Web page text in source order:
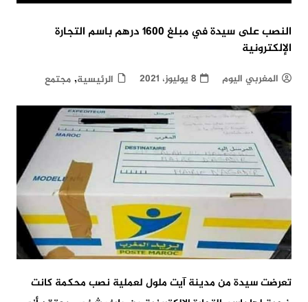
النصب على سيدة في مبلغ 1600 درهم باسم التجارة
الإلكترونية
المغربي اليوم 8 يوليوز، 2021 الرئيسية, مجتمع
تعرضت سيدة من مدينة آيت ملول لعملية نصب محكمة كانت